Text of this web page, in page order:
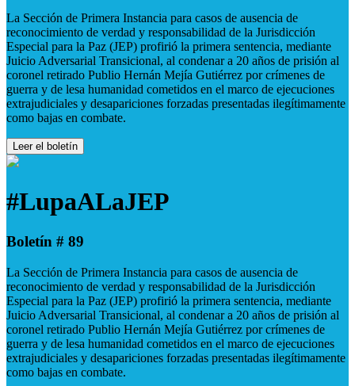
La Sección de Primera Instancia para casos de ausencia de
reconocimiento de verdad y responsabilidad de la Jurisdicción
Especial para la Paz (JEP) profirió la primera sentencia, mediante
Juicio Adversarial Transicional, al condenar a 20 años de prisión al
coronel retirado Publio Hernán Mejía Gutiérrez por crímenes de
guerra y de lesa humanidad cometidos en el marco de ejecuciones
extrajudiciales y desapariciones forzadas presentadas ilegítimamente
como bajas en combate.
Leer el boletín
#LupaALaJEP
Boletín # 89
La Sección de Primera Instancia para casos de ausencia de
reconocimiento de verdad y responsabilidad de la Jurisdicción
Especial para la Paz (JEP) profirió la primera sentencia, mediante
Juicio Adversarial Transicional, al condenar a 20 años de prisión al
coronel retirado Publio Hernán Mejía Gutiérrez por crímenes de
guerra y de lesa humanidad cometidos en el marco de ejecuciones
extrajudiciales y desapariciones forzadas presentadas ilegítimamente
como bajas en combate.